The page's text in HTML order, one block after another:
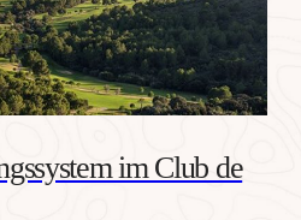
im Club de